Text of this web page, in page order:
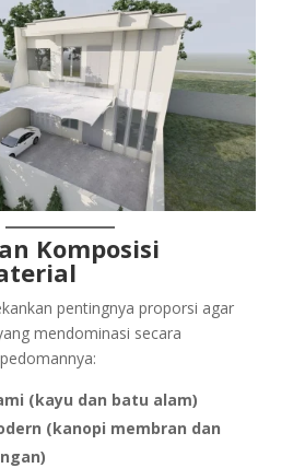
Komposisi
pentingnya proporsi agar
mendominasi secara
(kayu dan batu alam)
(kanopi membran dan